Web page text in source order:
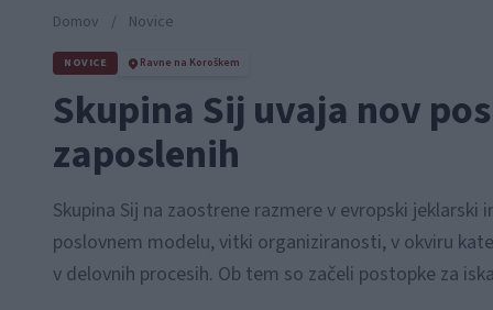
Domov / Novice
NOVICE Ravne na Koroškem
Skupina Sij uvaja nov
zaposlenih
Skupina Sij na zaostrene razmere v evropski
poslovnem modelu, vitki organiziranosti, v okviru
v delovnih procesih. Ob tem so začeli postopke za